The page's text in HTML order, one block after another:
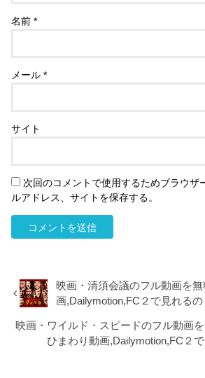
名前*
メール*
サイト
次回のコメントで使用するためブラウザ
ルアドレス、サイトを保存する。
映画・清須会議のフル動画を
画,Dailymotion,FC２で見れるの
映画・ワイルド・スピードのフル動画を
ひまわり動画,Dailymotion,FC２